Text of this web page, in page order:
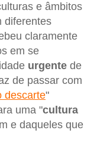
e âmbitos
diferentes
claramente
em se
urgente de
de passar com
descarte"
uma "cultura
e daqueles que